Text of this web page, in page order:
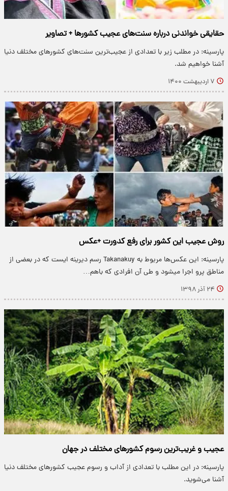
حقایقی خواندنی درباره سنت‌های عجیب کشور‌ها + تصاویر
پارسینه: در مطلب زیر با تعدادی از عجیب‌ترین سنت‌های کشور‌های مختلف دنیا
آشنا خواهیم شد.
۷ اردیبهشت ۱۴۰۰
روش عجیب این کشور برای رفع کدورت +عکس
پارسینه: این عکس‌ها مربوط به Takanakuy رسم دیرینه ایست که در بعضى از
مناطق پرو اجرا میشود و طى آن افرادى که باهم…
۲۴ آذر ۱۳۹۸
عجیب و غریب‌ترین رسوم کشور‌های مختلف در جهان
پارسینه: در این مطلب با تعدادی از آداب و رسوم عجیب کشور‌های مختلف دنیا
آشنا می‌شوید.